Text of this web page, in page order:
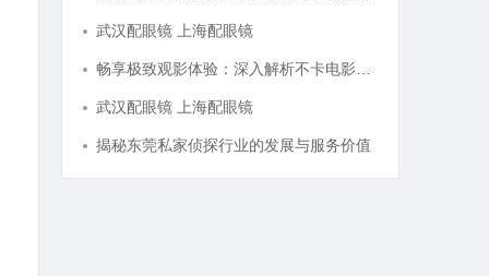
武汉配眼镜 上海配眼镜
武汉配眼镜 上海配眼镜
揭秘东莞私家侦探行业的发展与服务价值